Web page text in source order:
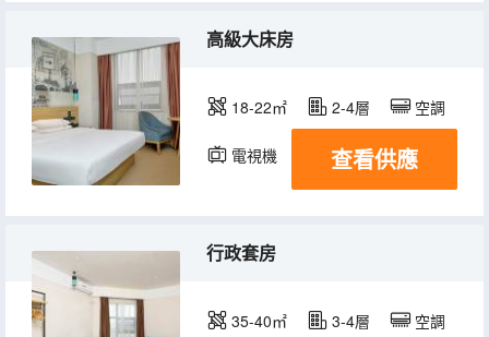
高級大床房
18-22㎡ 2-4層 空調
電視機 查看供應
行政套房
35-40㎡ 3-4層 空調